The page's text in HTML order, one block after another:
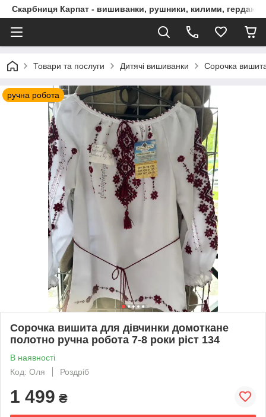
Скарбниця Карпат - вишиванки, рушники, килими, гердани,
Товари та послуги Дитячі вишиванки Сорочка
ручна робота
Сорочка вишита для дівчинки домоткане
полотно ручна робота 7-8 роки ріст 134
В наявності
Код: Оля
Роздріб
1 499 ₴